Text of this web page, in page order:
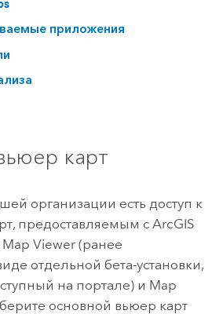
приложения
карт
организации есть доступ к
предоставляемым с ArcGIS
Map Viewer(ранее
отдельной бета-установки,
на портале) и Map
основной вьюер карт